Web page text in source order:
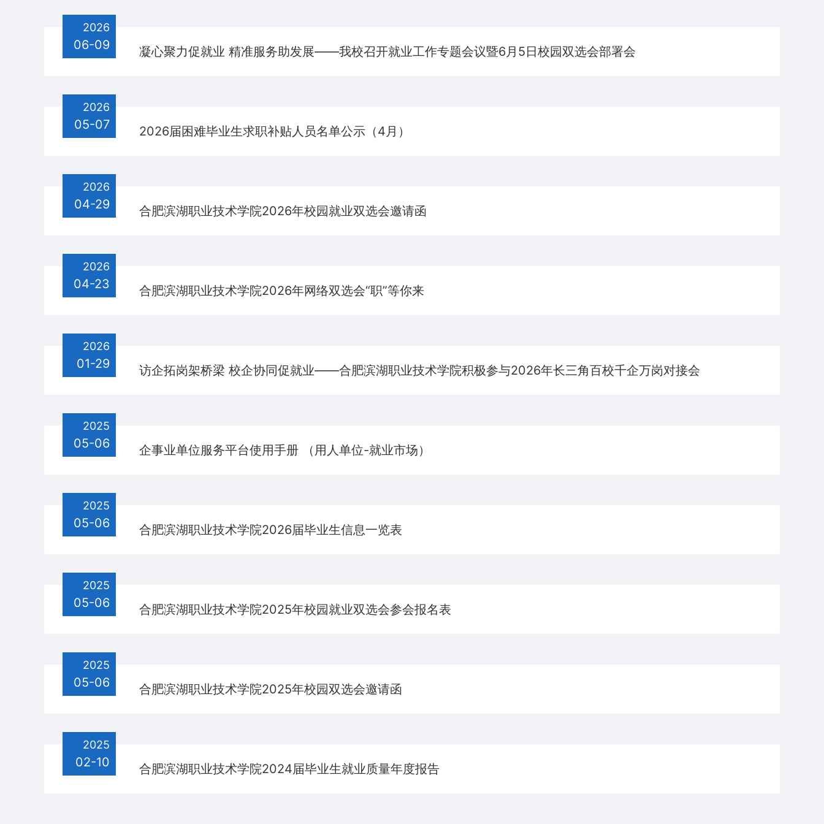
2026
06-09 凝心聚力促就业 精准服务助发展——我校召开就业工作专题会议暨6月5日校园双选会部署会
2026
05-07 2026届困难毕业生求职补贴人员名单公示（4月）
2026
04-29 合肥滨湖职业技术学院2026年校园就业双选会邀请函
2026
04-23 合肥滨湖职业技术学院2026年网络双选会“职”等你来
2026
01-29 访企拓岗架桥梁 校企协同促就业——合肥滨湖职业技术学院积极参与2026年长三角百校千企万岗对接会
2025
05-06 企事业单位服务平台使用手册 （用人单位-就业市场）
2025
05-06 合肥滨湖职业技术学院2026届毕业生信息一览表
2025
05-06 合肥滨湖职业技术学院2025年校园就业双选会参会报名表
2025
05-06 合肥滨湖职业技术学院2025年校园双选会邀请函
2025
02-10 合肥滨湖职业技术学院2024届毕业生就业质量年度报告